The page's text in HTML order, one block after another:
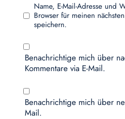
Name, E-Mail-Adresse und
Browser für meinen
speichern.
Benachrichtige mich über
Kommentare via E-Mail.
Benachrichtige mich über
Mail.